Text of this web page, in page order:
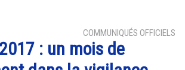
COMMUNIQUÉS OFFICIELS
: un mois de